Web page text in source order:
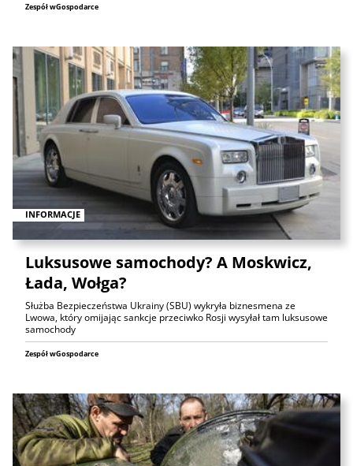
Zespół wGospodarce
INFORMACJE
Luksusowe samochody? A Moskwicz,
Łada, Wołga?
Służba Bezpieczeństwa Ukrainy (SBU) wykryła biznesmena ze
Lwowa, który omijając sankcje przeciwko Rosji wysyłał tam luksusowe
samochody
Zespół wGospodarce